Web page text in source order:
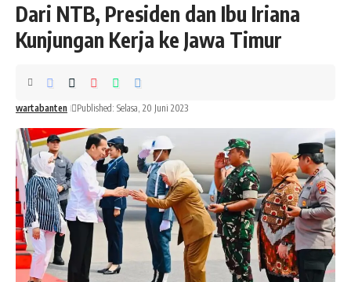
Dari NTB, Presiden dan Ibu Iriana
Kunjungan Kerja ke Jawa Timur
wartabanten Published: Selasa, 20 Juni 2023